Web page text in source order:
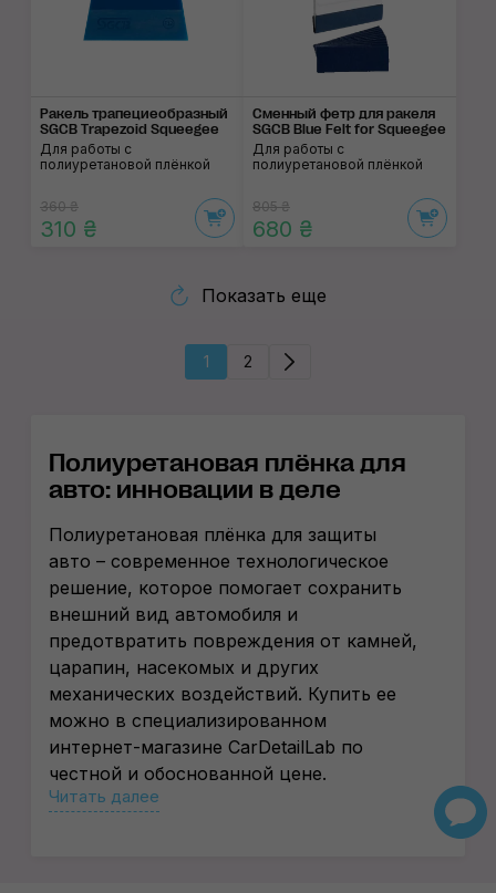
Ракель трапециеоб­разный
SGCB Trapezoid Squeegee
Для работы с
полиуретановой плёнкой
360 ₴
310 ₴
Сменный фетр для ракеля
SGCB Blue Felt for Squeegee
Для работы с
полиуретановой плёнкой
805 ₴
680 ₴
Показать еще
1 2
Полиуретановая плёнка для
авто: инновации в деле
Полиуретановая плёнка для защиты
авто – современное технологическое
решение, которое помогает сохранить
внешний вид автомобиля и
предотвратить повреждения от камней,
царапин, насекомых и других
механических воздействий. Купить ее
можно в специализированном
интернет-магазине CarDetailLab по
честной и обоснованной цене.
Как работает плёнка
Читать далее